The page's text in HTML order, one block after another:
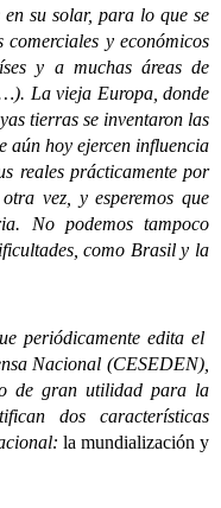
su solar, para lo que se
comerciales y económicos
y a muchas áreas de
La vieja Europa, donde
tierras se inventaron las
aún hoy ejercen influencia
reales prácticamente por
vez, y esperemos que
No podemos tampoco
como Brasil y la
periódicamente edita el
Nacional (CESEDEN),
de gran utilidad para la
dos características
la mundialización y